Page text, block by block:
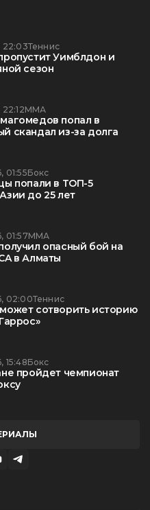
22:03Теннис
Уимблдон и
сезон
ММА
попал в
скандал из-за долга
01:55Бокс
попали в ТОП-5
до 25 лет
01:57ММА
опасный бой на
в Алматы
02:00Теннис
сотворить историю
15:48Бокс
пройдет чемпионат